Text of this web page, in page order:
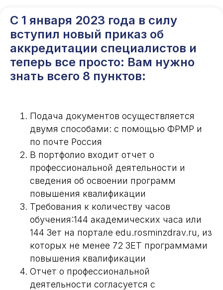
С 1 января 2023 года в силу
вступил новый приказ об
аккредитации специалистов и
теперь все просто: Вам нужно
знать всего 8 пунктов:
Подача документов осуществляется
двумя способами: с помощью ФРМР и
по почте Россия
В портфолио входит отчет о
профессиональной деятельности и
сведения об освоении программ
повышения квалификации
Требования к количеству часов
обучения:144 академических часа или
144 Зет на портале edu.rosminzdrav.ru, из
которых не менее 72 ЗЕТ программами
повышения квалификации
Отчет о профессиональной
деятельности согласуется с